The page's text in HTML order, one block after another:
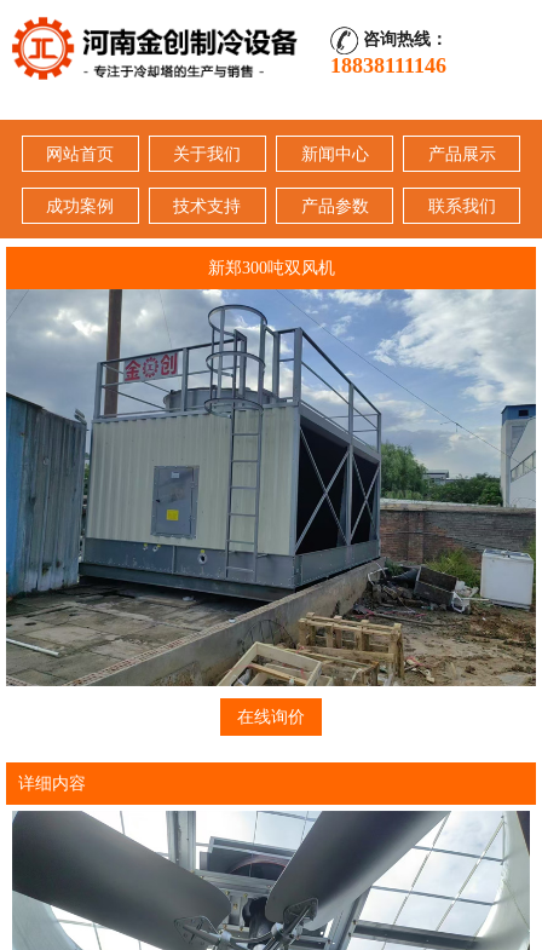
咨询热线：
18838111146
网站首页 关于我们 新闻中心 产品展示
成功案例 技术支持 产品参数 联系我们
新郑300吨双风机
在线询价
详细内容